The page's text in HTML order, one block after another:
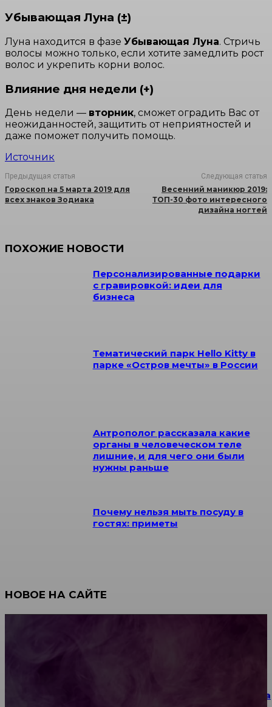
Убывающая Луна (±)
Луна находится в фазе Убывающая Луна. Стричь
волосы можно только, если хотите замедлить рост
волос и укрепить корни волос.
Влияние дня недели (+)
День недели — вторник, сможет оградить Вас от
неожиданностей, защитить от неприятностей и
даже поможет получить помощь.
Источник
Предыдущая статья
Гороскоп на 5 марта 2019 для
всех знаков Зодиака
Следующая статья
Весенний маникюр 2019:
ТОП-30 фото интересного
дизайна ногтей
ПОХОЖИЕ НОВОСТИ
Персонализированные подарки
с гравировкой: идеи для
бизнеса
Тематический парк Hello Kitty в
парке «Остров мечты» в России
Антрополог рассказала какие
органы в человеческом теле
лишние, и для чего они были
нужны раньше
Почему нельзя мыть посуду в
гостях: приметы
НОВОЕ НА САЙТЕ
Как выбрать место для проведения корпоратива